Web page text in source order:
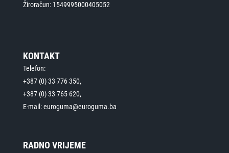
Žiroračun: 1549995000405052
KONTAKT
Telefon:
+387 (0) 33 776 350,
+387 (0) 33 765 620,
E-mail: euroguma@euroguma.ba
RADNO VRIJEME